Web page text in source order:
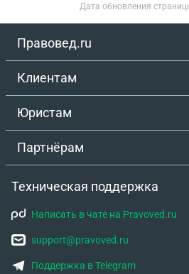
Дата обновления
Правовед.ru
Клиентам
Юристам
Партнёрам
Техническая поддержка
Написать в чате на Pravoved.ru
support@pravoved.ru
Поддержка в Telegram